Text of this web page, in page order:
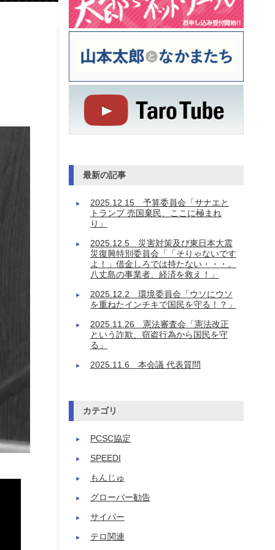
最新の記事
2025.12.15 予算委員会「サナエと
トランプ 売国棄民、ここに極まれ
り」
2025.12.5 災害対策及び東日本大震
災復興特別委員会「「そりゃないです
よ！」借金しろでは持たない・・・。
八丈島の事業者、経済を救え！」
2025.12.2 環境委員会「ウソにウソ
を重ねたインチキで国民を守る！？」
2025.11.26 憲法審査会「憲法改正
という詐欺、窃盗行為から国民を守
る」
2025.11.6 本会議 代表質問
カテゴリ
PCSC協定
SPEEDI
もんじゅ
グローバー勧告
サイバー
テロ関連